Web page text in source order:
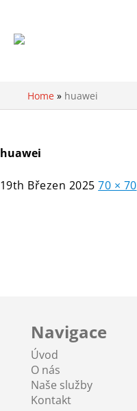
Home » huawei
huawei
19th Březen 2025 70 × 70
Navigace
Úvod
O nás
Naše služby
Kontakt